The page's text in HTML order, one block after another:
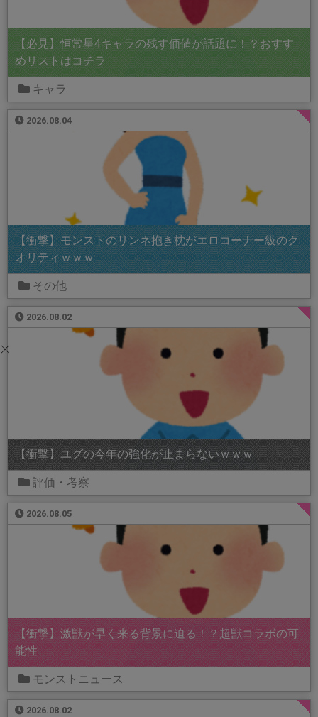
【必見】恒常星4キャラの残す価値が話題に！？おすす
めリストはコチラ
キャラ
2026.08.04
【衝撃】モンストのリンネ抱き枕がエロコーナー級のク
オリティｗｗｗ
その他
2026.08.02
【衝撃】ユグの今年の強化が止まらないｗｗｗ
評価・考察
2026.08.05
【衝撃】激獣が早く来る背景に迫る！？超獣コラボの可
能性
モンストニュース
2026.08.02